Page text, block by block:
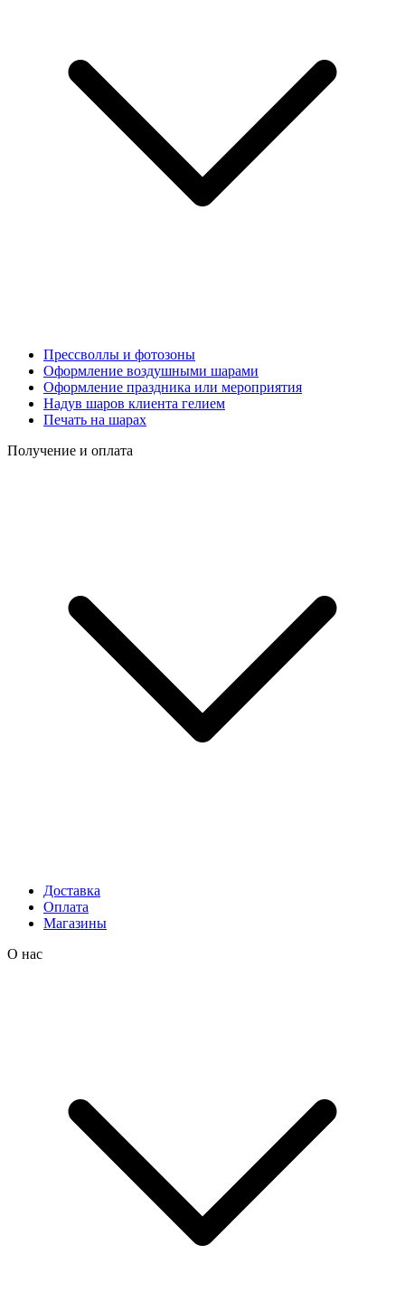
Прессволлы и фотозоны
Оформление воздушными шарами
Оформление праздника или мероприятия
Надув шаров клиента гелием
Печать на шарах
Получение и оплата
Доставка
Оплата
Магазины
О нас